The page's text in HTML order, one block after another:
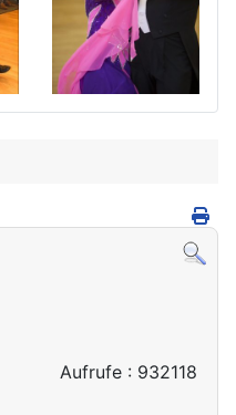
Aufrufe : 932118